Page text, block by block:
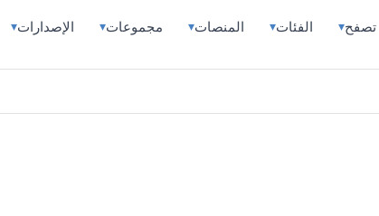
تصفح▾ الفئات▾ المنصات▾ مجموعات▾ الإصدارات▾